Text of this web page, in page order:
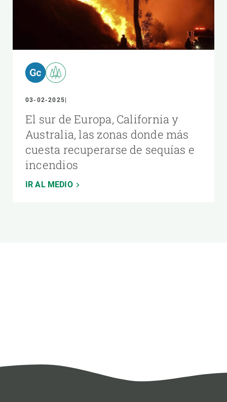
03-02-2025
El sur de Europa, California y
Australia, las zonas donde más
cuesta recuperarse de sequías e
incendios
IR AL MEDIO